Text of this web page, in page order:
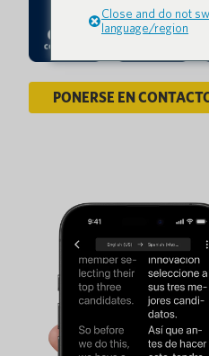
PONERSE EN
Close and do not
language/region